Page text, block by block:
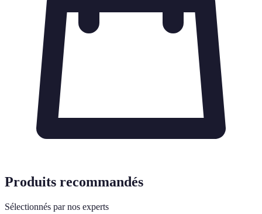
Produits recommandés
Sélectionnés par nos experts